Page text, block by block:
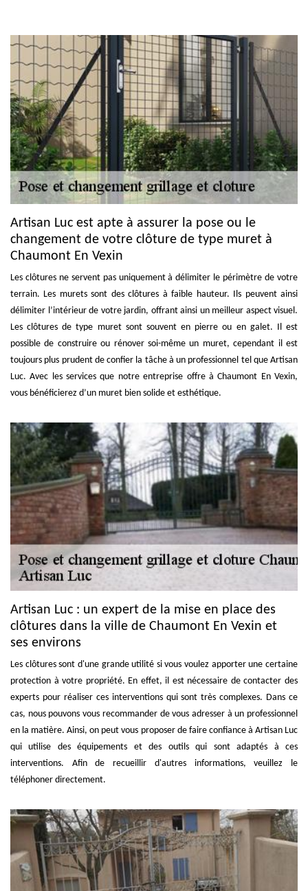
Artisan Luc est apte à assurer la pose ou le
changement de votre clôture de type muret à
Chaumont En Vexin
Les clôtures ne servent pas uniquement à délimiter le périmètre de votre
terrain. Les murets sont des clôtures à faible hauteur. Ils peuvent ainsi
délimiter l’intérieur de votre jardin, offrant ainsi un meilleur aspect visuel.
Les clôtures de type muret sont souvent en pierre ou en galet. Il est
possible de construire ou rénover soi-même un muret, cependant il est
toujours plus prudent de confier la tâche à un professionnel tel que Artisan
Luc. Avec les services que notre entreprise offre à Chaumont En Vexin,
vous bénéficierez d’un muret bien solide et esthétique.
Artisan Luc : un expert de la mise en place des
clôtures dans la ville de Chaumont En Vexin et
ses environs
Les clôtures sont d'une grande utilité si vous voulez apporter une certaine
protection à votre propriété. En effet, il est nécessaire de contacter des
experts pour réaliser ces interventions qui sont très complexes. Dans ce
cas, nous pouvons vous recommander de vous adresser à un professionnel
en la matière. Ainsi, on peut vous proposer de faire confiance à Artisan Luc
qui utilise des équipements et des outils qui sont adaptés à ces
interventions. Afin de recueillir d'autres informations, veuillez le
téléphoner directement.